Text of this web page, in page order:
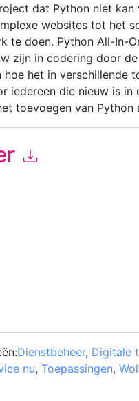
dat Python niet kan
websites tot het
te doen. Python All-In-
zijn in codering door
hoe het in verschillende
iedereen die nieuw is in
toevoegen van Python
Dienstbeheer, Digitale
nu, Toepassingen,